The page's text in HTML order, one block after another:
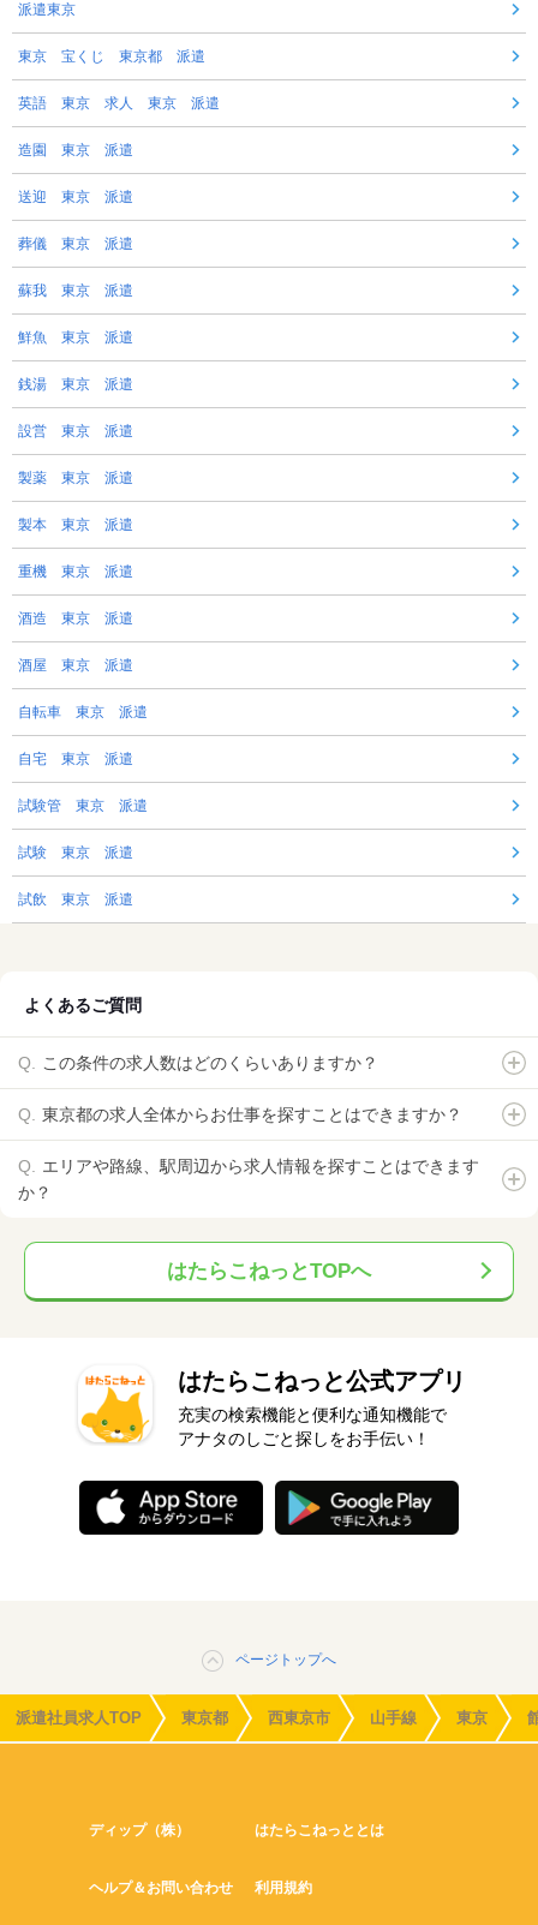
派遣東京
東京 宝くじ 東京都 派遣
英語 東京 求人 東京 派遣
造園 東京 派遣
送迎 東京 派遣
葬儀 東京 派遣
蘇我 東京 派遣
鮮魚 東京 派遣
銭湯 東京 派遣
設営 東京 派遣
製薬 東京 派遣
製本 東京 派遣
重機 東京 派遣
酒造 東京 派遣
酒屋 東京 派遣
自転車 東京 派遣
自宅 東京 派遣
試験管 東京 派遣
試験 東京 派遣
試飲 東京 派遣
よくあるご質問
この条件の求人数はどのくらいありますか？
東京都の求人全体からお仕事を探すことはできますか？
エリアや路線、駅周辺から求人情報を探すことはできます
か？
はたらこねっとTOPへ
はたらこねっと公式アプリ
充実の検索機能と便利な通知機能で
アナタのしごと探しをお手伝い！
ページトップへ
派遣社員求人TOP 東京都 西東京市 山手線 東京
ディップ（株） はたらこねっととは
ヘルプ＆お問い合わせ 利用規約